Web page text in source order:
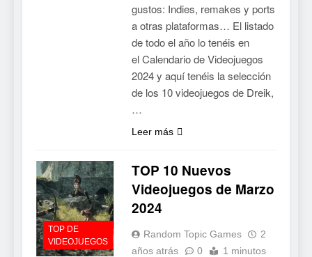
gustos: Indies, remakes y ports
a otras plataformas… El listado
de todo el año lo tenéis en
el Calendario de Videojuegos
2024 y aquí tenéis la selección
de los 10 videojuegos de Dreik,
…
Leer más
TOP DE
VIDEOJUEGOS
TOP 10 Nuevos
Videojuegos de Marzo
2024
Random Topic Games
2
años atrás
0 1 minutos